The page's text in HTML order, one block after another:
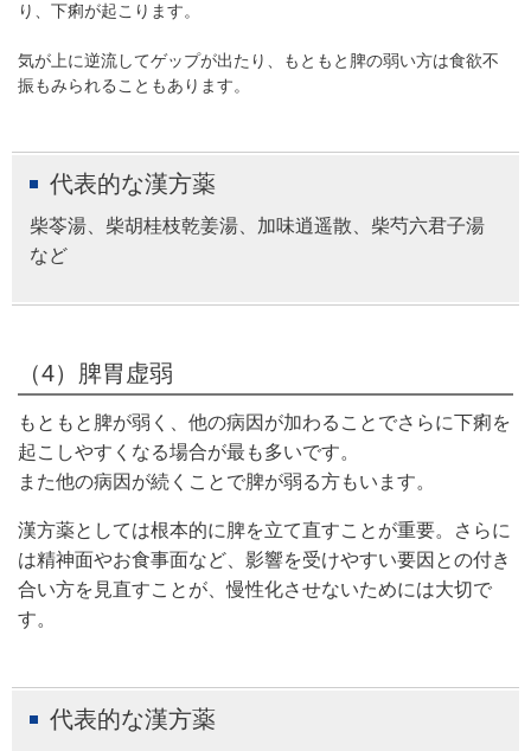
り、下痢が起こります。
気が上に逆流してゲップが出たり、もともと脾の弱い方は食欲不
振もみられることもあります。
代表的な漢方薬
柴苓湯、柴胡桂枝乾姜湯、加味逍遥散、柴芍六君子湯
など
（4）脾胃虚弱
もともと脾が弱く、他の病因が加わることでさらに下痢を
起こしやすくなる場合が最も多いです。
また他の病因が続くことで脾が弱る方もいます。
漢方薬としては根本的に脾を立て直すことが重要。さらに
は精神面やお食事面など、影響を受けやすい要因との付き
合い方を見直すことが、慢性化させないためには大切で
す。
代表的な漢方薬